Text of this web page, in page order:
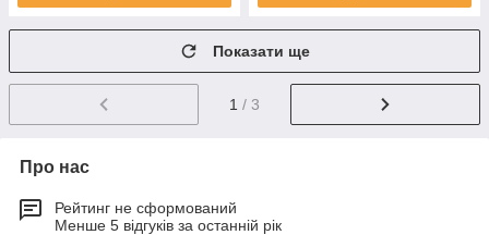
Показати ще
1 / 3
Про нас
Рейтинг не сформований
Менше 5 відгуків за останній рік